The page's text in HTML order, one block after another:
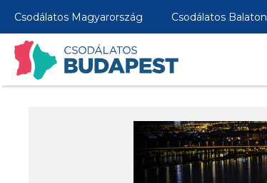
Csodálatos Magyarország Csodálatos Balaton